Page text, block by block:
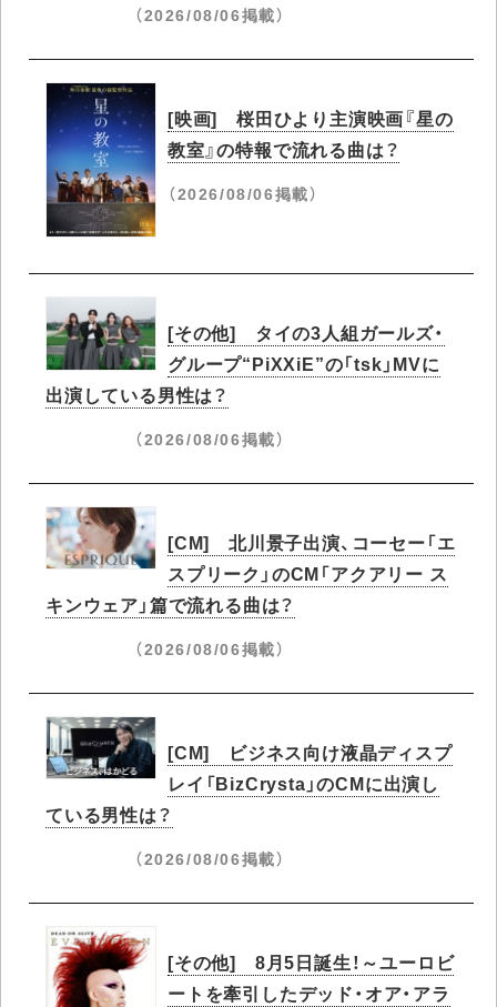
（2026/08/06掲載）
[映画] 桜田ひより主演映画『星の
教室』の特報で流れる曲は？
（2026/08/06掲載）
[その他] タイの3人組ガールズ・
グループ“PiXXiE”の「tsk」MVに
出演している男性は？
（2026/08/06掲載）
[CM] 北川景子出演、コーセー「エ
スプリーク」のCM「アクアリー ス
キンウェア」篇で流れる曲は？
（2026/08/06掲載）
[CM] ビジネス向け液晶ディスプ
レイ「BizCrysta」のCMに出演し
ている男性は？
（2026/08/06掲載）
[その他] 8月5日誕生！～ユーロビ
ートを牽引したデッド・オア・アラ